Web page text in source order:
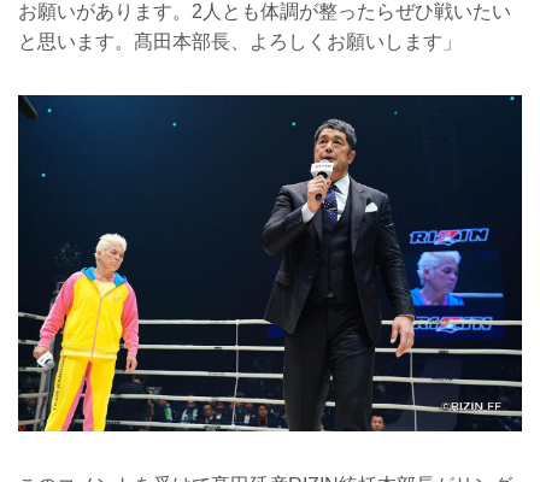
お願いがあります。2人とも体調が整ったらぜひ戦いたい
と思います。髙田本部長、よろしくお願いします」